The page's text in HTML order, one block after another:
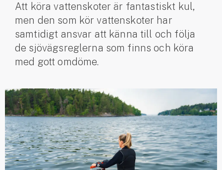
Fordon
Snöskoterförsäkring
ATV-försäkring
Husvagnsförsäkring
Motorcykel
Mc-försäkring
Märkesförsäkringar
Att köra vattenskoter är fantastiskt kul,
men den som kör vattenskoter har
samtidigt ansvar att känna till och följa
de sjövägs­reglerna som finns och köra
med gott omdöme.